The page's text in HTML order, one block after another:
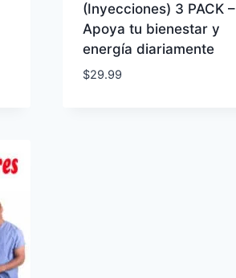
(Inyecciones) 3 PACK –
Apoya tu bienestar y
energía diariamente
$29.99